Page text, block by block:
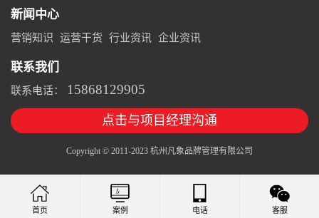
新闻中心
营销知识 运营干货 行业资讯 企业资讯
联系我们
联系电话： 15868129905
点击与项目经理沟通
Copyright © 2011-2023 杭州凡象品牌管理有限公司
首页 案例 电话 客服